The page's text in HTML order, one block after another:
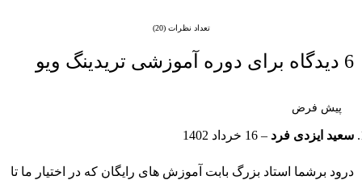
تعداد نظرات (20)
6 دیدگاه برای دوره آموزشی تریدینگ ویو
سعید ایزدی فرد – 16 خرداد 1402
درود برشما استاد بزرگ بابت آموزش های رایگان که در اختیار ما تا